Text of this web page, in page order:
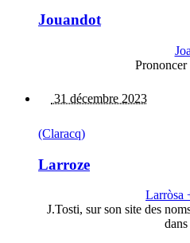
Jouandot
31 décembre 2023
(Claracq)
Larroze
Larròsa
J.Tosti, sur son site des